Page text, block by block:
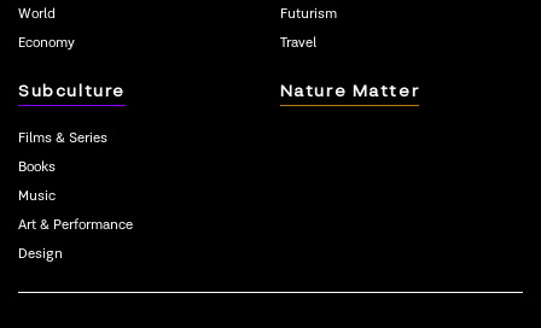
World
Economy
Futurism
Travel
Subculture
Films & Series
Books
Music
Art & Performance
Design
Nature Matter